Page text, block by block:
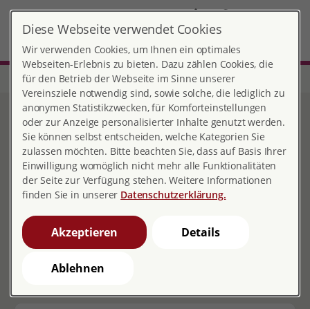
DE
Start Hessen Beratungsstelle Bad Hersfeld Elternabende
Elternabende
pro familia
HALTE.PUNKT
Diese Webseite verwendet Cookies
Wir verwenden Cookies, um Ihnen ein optimales
Webseiten-Erlebnis zu bieten. Dazu zählen Cookies, die
für den Betrieb der Webseite im Sinne unserer
Vereinsziele notwendig sind, sowie solche, die lediglich zu
anonymen Statistikzwecken, für Komforteinstellungen
oder zur Anzeige personalisierter Inhalte genutzt werden.
Sie können selbst entscheiden, welche Kategorien Sie
zulassen möchten. Bitte beachten Sie, dass auf Basis Ihrer
Einwilligung womöglich nicht mehr alle Funktionalitäten
der Seite zur Verfügung stehen. Weitere Informationen
finden Sie in unserer Datenschutzerklärung.
Akzeptieren Details
Ablehnen